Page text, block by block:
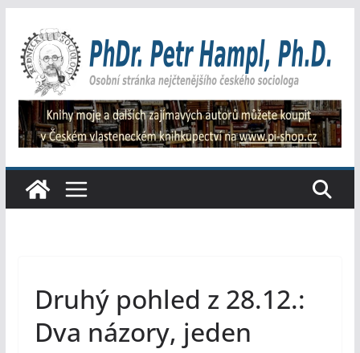
obsah
Druhý pohled z 28.12.:
Dva názory, jeden